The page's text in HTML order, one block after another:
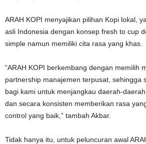
ARAH KOPI menyajikan pilihan Kopi lokal,
asli Indonesia dengan konsep fresh to cup
simple namun memiliki cita rasa yang khas.
“ARAH KOPI berkembang dengan memilih
partnership manajemen terpusat, sehingga
bagi kami untuk menjangkau daerah-
dan secara konsisten memberikan rasa
control yang baik,” tambah Akbar.
Tidak hanya itu, untuk peluncuran awal